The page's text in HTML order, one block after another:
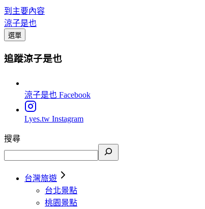
到主要內容
涼子是也
選單
追蹤涼子是也
涼子是也 Facebook
Lyes.tw Instagram
搜尋
台灣旅遊
台北景點
桃園景點